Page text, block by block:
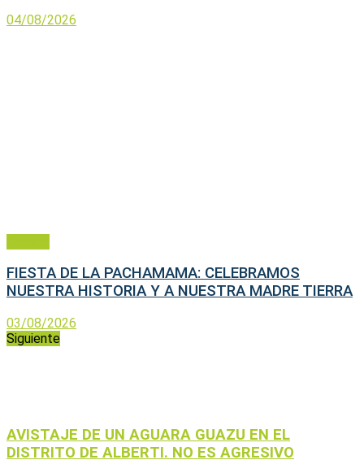
04/08/2026
FIESTA DE LA PACHAMAMA: CELEBRAMOS
NUESTRA HISTORIA Y A NUESTRA MADRE TIERRA
03/08/2026
Siguiente
AVISTAJE DE UN AGUARA GUAZU EN EL
DISTRITO DE ALBERTI. NO ES AGRESIVO